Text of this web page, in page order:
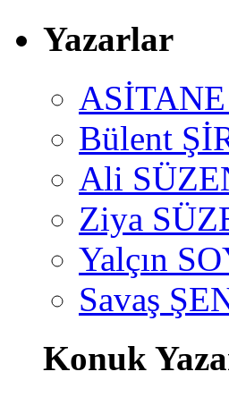
Yazarlar
Bülent
Ali
Ziya
Yalçın
Savaş
Konuk